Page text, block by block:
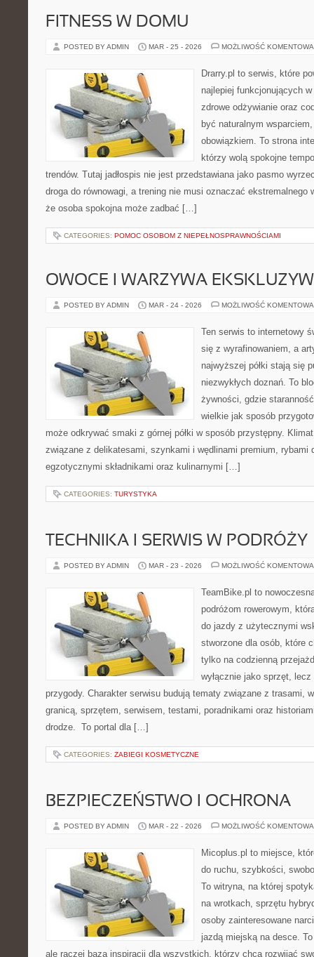
FITNESS W DOMU
POSTED BY ADMIN MAR - 25 - 2026 MOŻLIWOŚĆ
Drarry.pl to serwis, które
najlepiej funkcjonujących
zdrowe odżywianie oraz
być naturalnym
obowiązkiem. To strona
którzy wolą spokojne
trendów. Tutaj jadłospis nie jest przedstawiana jako pasmo
droga do równowagi, a trening nie musi oznaczać ekstremalnego
że osoba spokojna może zadbać […]
CATEGORIES: POMOC OSOBOM Z NIEPEŁNOSPRAWNOŚCIAMI
OWOCE I WARZYWA
POSTED BY ADMIN MAR - 24 - 2026 MOŻLIWOŚĆ
Ten serwis to internetowy
się z wyrafinowaniem, a
najwyższej półki stają się
niezwykłych doznań. To
żywności, gdzie
wielkie jak sposób
może odkrywać smaki z górnej półki w sposób przystępny.
związane z delikatesami, szynkami i wędlinami premium, rybami
egzotycznymi składnikami oraz kulinarnymi […]
CATEGORIES: TURYSTYKA
TECHNIKA I SERWIS W PODRÓŻY
POSTED BY ADMIN MAR - 23 - 2026 MOŻLIWOŚĆ
TeamBike.pl to
podróżom rowerowym,
do jazdy z użytecznymi
stworzone dla osób, które
tylko na codzienną
wyłącznie jako sprzęt,
przygody. Charakter serwisu budują tematy związane z trasami,
granicą, sprzętem, serwisem, testami, poradnikami oraz
drodze. To portal dla […]
CATEGORIES: ZABIEGI KOSMETYCZNE
BEZPIECZEŃSTWO I OCHRONA
POSTED BY ADMIN MAR - 22 - 2026 MOŻLIWOŚĆ
Micoplus.pl to miejsce,
do ruchu, szybkości,
To witryna, na której
na wrotkach, sprzętu
osoby zainteresowane
jazdą miejską na desce.
ale raczej baza inspiracji dla wszystkich, którzy chcą rozwijać